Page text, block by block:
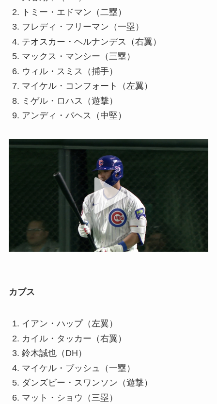
トミー・エドマン（二塁）
フレディ・フリーマン（一塁）
テオスカー・ヘルナンデス（右翼）
マックス・マンシー（三塁）
ウィル・スミス（捕手）
マイケル・コンフォート（左翼）
ミゲル・ロハス（遊撃）
アンディ・パヘス（中堅）
カブス
イアン・ハップ（左翼）
カイル・タッカー（右翼）
鈴木誠也（DH）
マイケル・ブッシュ（一塁）
ダンズビー・スワンソン（遊撃）
マット・ショウ（三塁）